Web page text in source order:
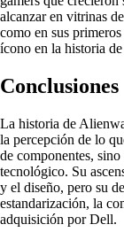
alcanzar en vitrinas
como en sus
ícono en la historia
Conclusiones
La historia de
la percepción de lo
de componentes,
tecnológico. Su
y el diseño, pero su
estandarización, la
adquisición por Dell.